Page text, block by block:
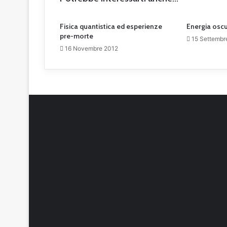
i
K
e
p
Fisica quantistica ed esperienze
pre-morte
16 Novembre 2012
Energia
15